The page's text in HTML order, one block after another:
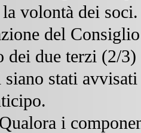
volontà dei
del
dei due terzi (2/3)
siano stati
i